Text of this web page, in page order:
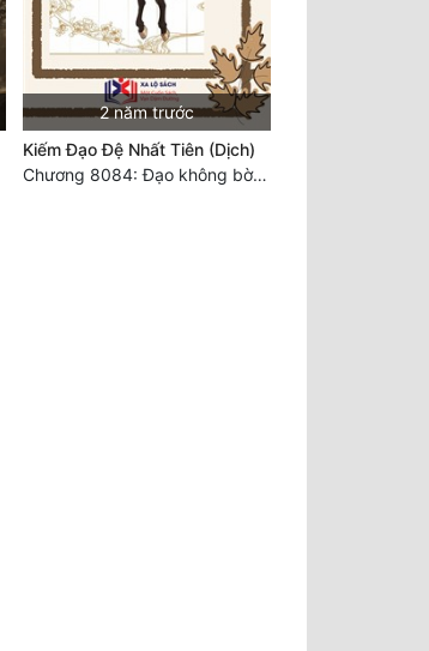
2 năm trước
Kiếm Đạo Đệ Nhất Tiên (Dịch)
Chương 8084: Đạo không bờ bến (Đại kết cục) (10)